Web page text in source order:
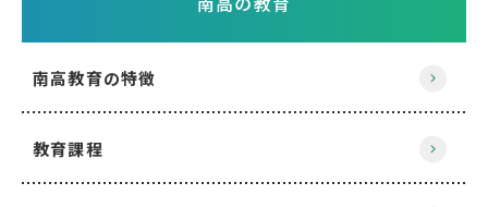
南高教育の特徴
教育課程